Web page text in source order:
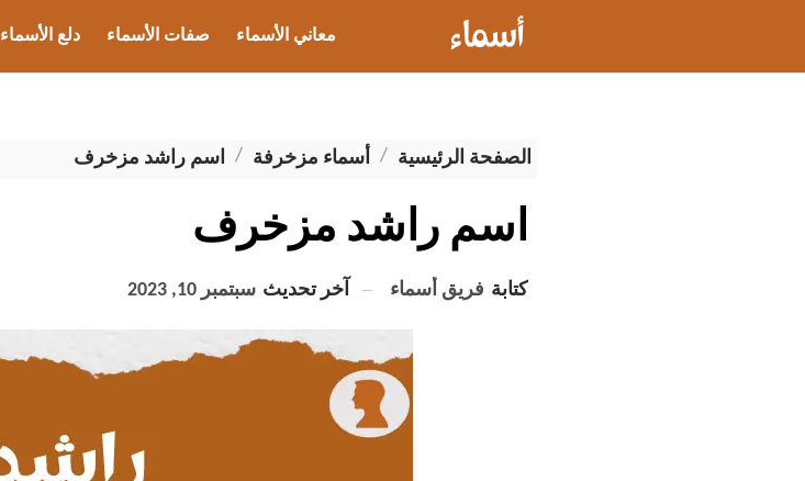
معاني الأسماء صفات الأسماء دلع الأسماء
الصفحة الرئيسية أسماء مزخرفة اسم راشد مزخرف
اسم راشد مزخرف
كتابة فريق أسماء آخر تحديث سبتمبر 10, 2023